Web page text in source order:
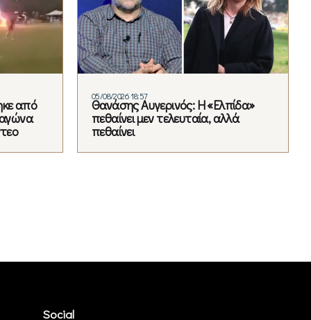
από
05/08/2026 18:57
Θανάσης Αυγερινός: Η «Ελπίδα»
πεθαίνει μεν τελευταία, αλλά
πεθαίνει
Social